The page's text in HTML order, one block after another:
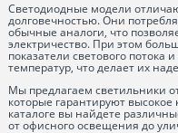
Светодиодные модели
долговечностью. Они
обычные аналоги, что
электричество. При этом
показатели светового
температур, что делает их
Мы предлагаем светильники
которые гарантируют
каталоге вы найдете
от офисного освещения до